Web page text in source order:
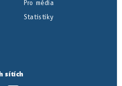
Pro média
Statistiky
sítích